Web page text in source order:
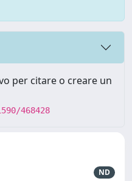
per citare o creare un
468428
ND